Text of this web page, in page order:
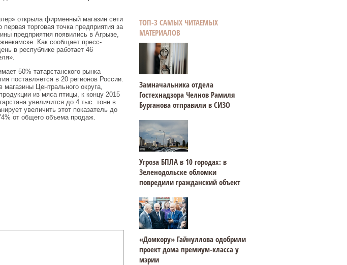
открыла фирменный магазин сети
торговая точка предприятия за
предприятия появились в Агрызе,
Как сообщает пресс-
в республике работает 46
50% татарстанского рынка
поставляется в 20 регионов России.
Центрального округа,
из мяса птицы, к концу 2015
увеличится до 4 тыс. тонн в
увеличить этот показатель до
от общего объема продаж.
ТОП-3 САМЫХ ЧИТАЕМЫХ
МАТЕРИАЛОВ
Замначальника отдела
Гостехнадзора Челнов Рамиля
Бурганова отправили в СИЗО
Угроза БПЛА в 10 городах: в
Зеленодольске обломки
повредили гражданский объект
«Домкору» Гайнуллова одобрили
проект дома премиум-класса у
мэрии